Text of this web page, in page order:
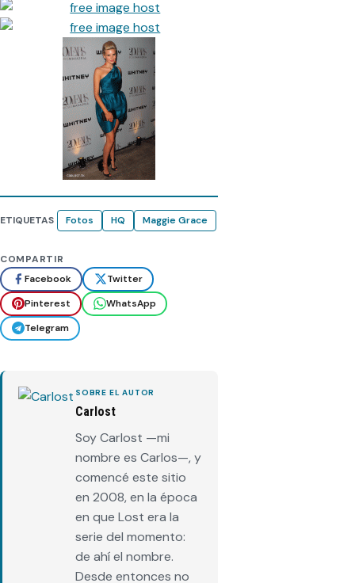
ETIQUETAS Fotos HQ Maggie Grace
COMPARTIR
Facebook
Twitter
Pinterest
WhatsApp
Telegram
SOBRE EL AUTOR
Carlost
Soy Carlost —mi
nombre es Carlos—, y
comencé este sitio
en 2008, en la época
en que Lost era la
serie del momento:
de ahí el nombre.
Desde entonces no